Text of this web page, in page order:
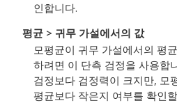
인합니다.
평균 > 귀무 가설에서의 값
모평균이 귀무 가설에서의 평
하려면 이 단측 검정을 사용합
검정보다 검정력이 크지만, 모
평균보다 작은지 여부를 확인